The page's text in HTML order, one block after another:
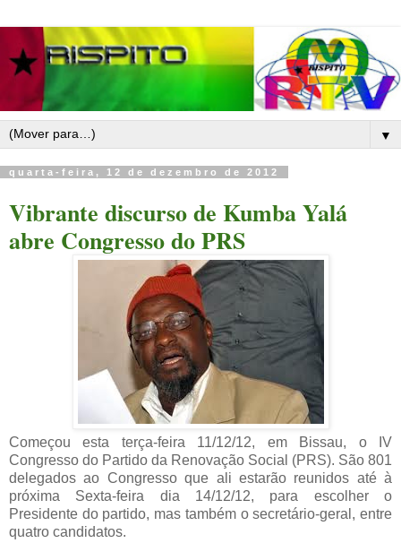
▼
quarta-feira, 12 de dezembro de 2012
Vibrante discurso de Kumba Yalá
abre Congresso do PRS
Começou esta terça-feira 11/12/12, em Bissau, o IV
Congresso do Partido da Renovação Social (PRS). São 801
delegados ao Congresso que ali estarão reunidos até à
próxima Sexta-feira dia 14/12/12, para escolher o
Presidente do partido, mas também o secretário-geral, entre
quatro candidatos.